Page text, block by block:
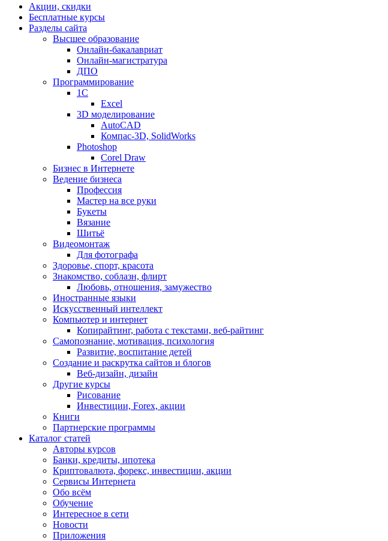
Акции, скидки
Бесплатные курсы
Разделы сайта
Высшее образование
Онлайн-бакалавриат
Онлайн-магистратура
ДПО
Программирование
1С
Excel
3D моделирование
AutoCAD
Компас-3D, SolidWorks
Photoshop
Corel Draw
Бизнес в Интернете
Ведение бизнеса
Профессия
Мастер на все руки
Букеты
Вязание
Шитьё
Видеомонтаж
Для фотографа
Здоровье, спорт, красота
Знакомство, соблазн, флирт
Любовь, отношения, замужество
Иностранные языки
Искусственный интеллект
Компьютер и интернет
Копирайтинг, работа с текстами, веб-райтинг
Самопознание, мотивация, психология
Развитие, воспитание детей
Создание и раскрутка сайтов и блогов
Веб-дизайн, дизайн
Другие курсы
Рисование
Инвестиции, Forex, акции
Книги
Партнерские программы
Каталог статей
Авторы курсов
Банки, кредиты, ипотека
Криптовалюта, форекс, инвестиции, акции
Сервисы Интернета
Обо всём
Обучение
Интересное в сети
Новости
Приложения